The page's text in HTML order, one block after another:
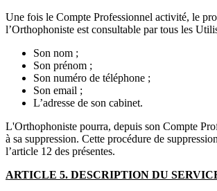
Une fois le Compte Professionnel activité, le
l’Orthophoniste est consultable par tous les
Son nom ;
Son prénom ;
Son numéro de téléphone ;
Son email ;
L’adresse de son cabinet.
L'Orthophoniste pourra, depuis son Compte
à sa suppression. Cette procédure de
l’article 12 des présentes.
ARTICLE 5. DESCRIPTION DU